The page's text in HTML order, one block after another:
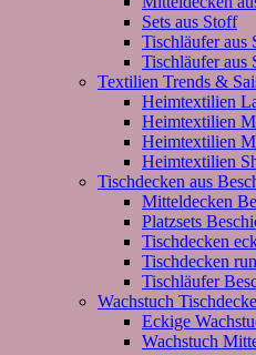
Sets aus Stoff
Tischläufer aus
Tischläufer aus
Textilien Trends &
Heimtextilien
Heimtextilien
Heimtextilien
Heimtextilien
Tischdecken aus
Mitteldecken
Platzsets
Tischdecken
Tischdecken
Tischläufer
Wachstuch
Eckige
Wachstuch